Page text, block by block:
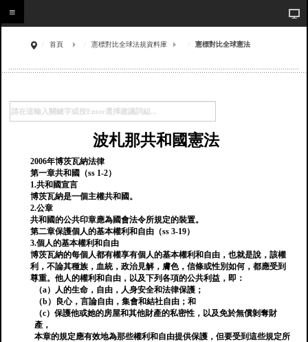
首頁 憲標對比全球法規資料庫 憲標對比全球憲法
波札那共和國憲法
2006年博茨瓦納法律
第一章共和國（ss 1-2）
1.共和國宣言
博茨瓦納是一個主權共和國。
2.公章
共和國的公共印章應為國會法令所規定的裝置。
第二章保護個人的基本權利和自由（ss 3-19）
3.個人的基本權利和自由
博茨瓦納的每個人都有權享有個人的基本權利和自由，也就是說，該權
利，不論其種族，血統，政治見解，膚色，信條或性別如何，都應受到
尊重。他人的權利和自由，以及下列各項的公共利益，即：
（a）人的生命，自由，人身安全和法律保護；
（b）良心，言論自由，集會和結社自由；和
（c）保護他或她的房屋和其他財產的私密性，以及免於無償剝奪財
產，
本章的規定應有效地為那些權利和自由提供保護，但要受到這些規定所